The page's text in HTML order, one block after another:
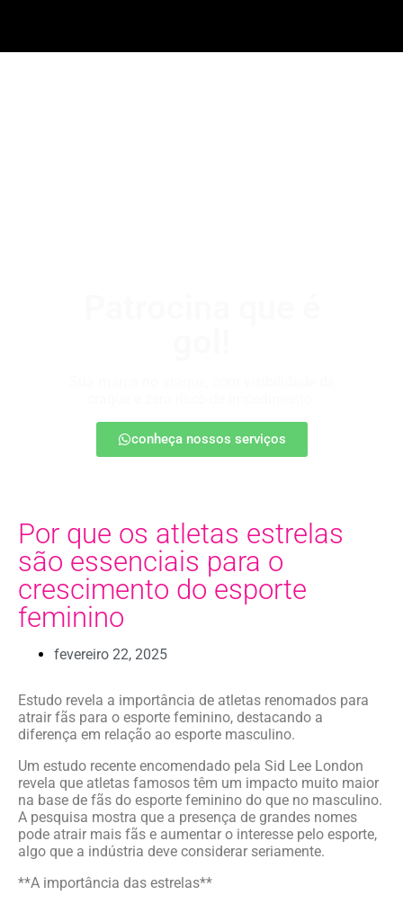
conheça nossos serviços
Por que os atletas estrelas
são essenciais para o
crescimento do esporte
feminino
fevereiro 22, 2025
Estudo revela a importância de atletas renomados para
atrair fãs para o esporte feminino, destacando a
diferença em relação ao esporte masculino.
Um estudo recente encomendado pela Sid Lee London
revela que atletas famosos têm um impacto muito maior
na base de fãs do esporte feminino do que no masculino.
A pesquisa mostra que a presença de grandes nomes
pode atrair mais fãs e aumentar o interesse pelo esporte,
algo que a indústria deve considerar seriamente.
**A importância das estrelas**